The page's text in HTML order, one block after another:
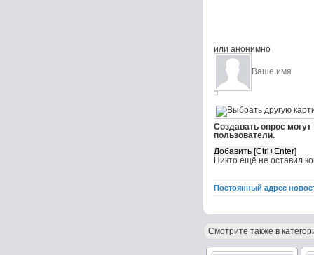
или анонимно
Создавать опрос
пользователи.
Никто ещё не оставил
Постоянный адрес
Смотрите также в